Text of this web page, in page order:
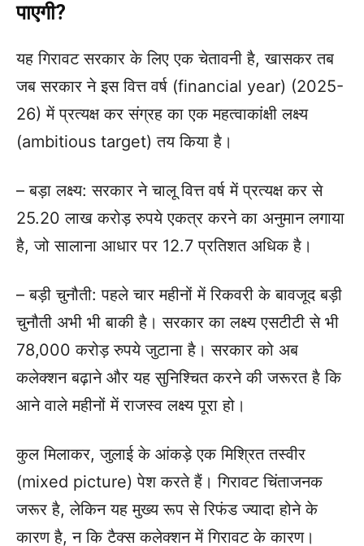
पाएगी?
यह गिरावट सरकार के लिए एक चेतावनी है, खासकर तब
जब सरकार ने इस वित्त वर्ष (financial year) (2025-
26) में प्रत्यक्ष कर संग्रह का एक महत्वाकांक्षी लक्ष्य
(ambitious target) तय किया है।
– बड़ा लक्ष्य: सरकार ने चालू वित्त वर्ष में प्रत्यक्ष कर से
25.20 लाख करोड़ रुपये एकत्र करने का अनुमान लगाया
है, जो सालाना आधार पर 12.7 प्रतिशत अधिक है।
– बड़ी चुनौती: पहले चार महीनों में रिकवरी के बावजूद बड़ी
चुनौती अभी भी बाकी है। सरकार का लक्ष्य एसटीटी से भी
78,000 करोड़ रुपये जुटाना है। सरकार को अब
कलेक्शन बढ़ाने और यह सुनिश्चित करने की जरूरत है कि
आने वाले महीनों में राजस्व लक्ष्य पूरा हो।
कुल मिलाकर, जुलाई के आंकड़े एक मिश्रित तस्वीर
(mixed picture) पेश करते हैं। गिरावट चिंताजनक
जरूर है, लेकिन यह मुख्य रूप से रिफंड ज्यादा होने के
कारण है, न कि टैक्स कलेक्शन में गिरावट के कारण।